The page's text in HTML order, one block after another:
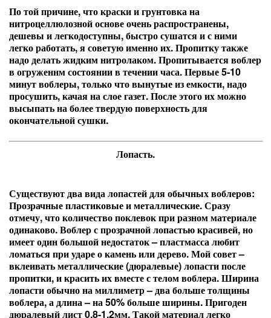
По той причине, что краски и грунтовка на
нитроцеллюлозной основе очень распространены,
дешевы и легкодоступны, быстро сушатся и с ними
легко работать, я советую именно их. Пропитку также
надо делать жидким нитролаком. Пропитывается воблер
в огруженнм состоянии в течении часа. Первые 5-10
минут воблеры, только что вынутые из емкости, надо
просушить, качая на слое газет. После этого их можно
высыпать на более твердую поверхность для
окончательной сушки.
Лопасть.
Существуют два вида лопастей для обычных воблеров:
Прозрачные пластиковые и металлические. Сразу
отмечу, что количество поклевок при разном материале
одинаково. Воблер с прозрачной лопастью красивей, но
имеет один большой недостаток – пластмасса любит
ломаться при ударе о камень или дерево. Мой совет –
вклеивать металлические (дюралевые) лопасти после
пропитки, и красить их вместе с телом воблера. Ширина
лопасти обычно на миллиметр – два больше толщины
воблера, а длина – на 50% больше ширины. Пригоден
дюралевый лист 0,8-1,2мм. Такой материал легко